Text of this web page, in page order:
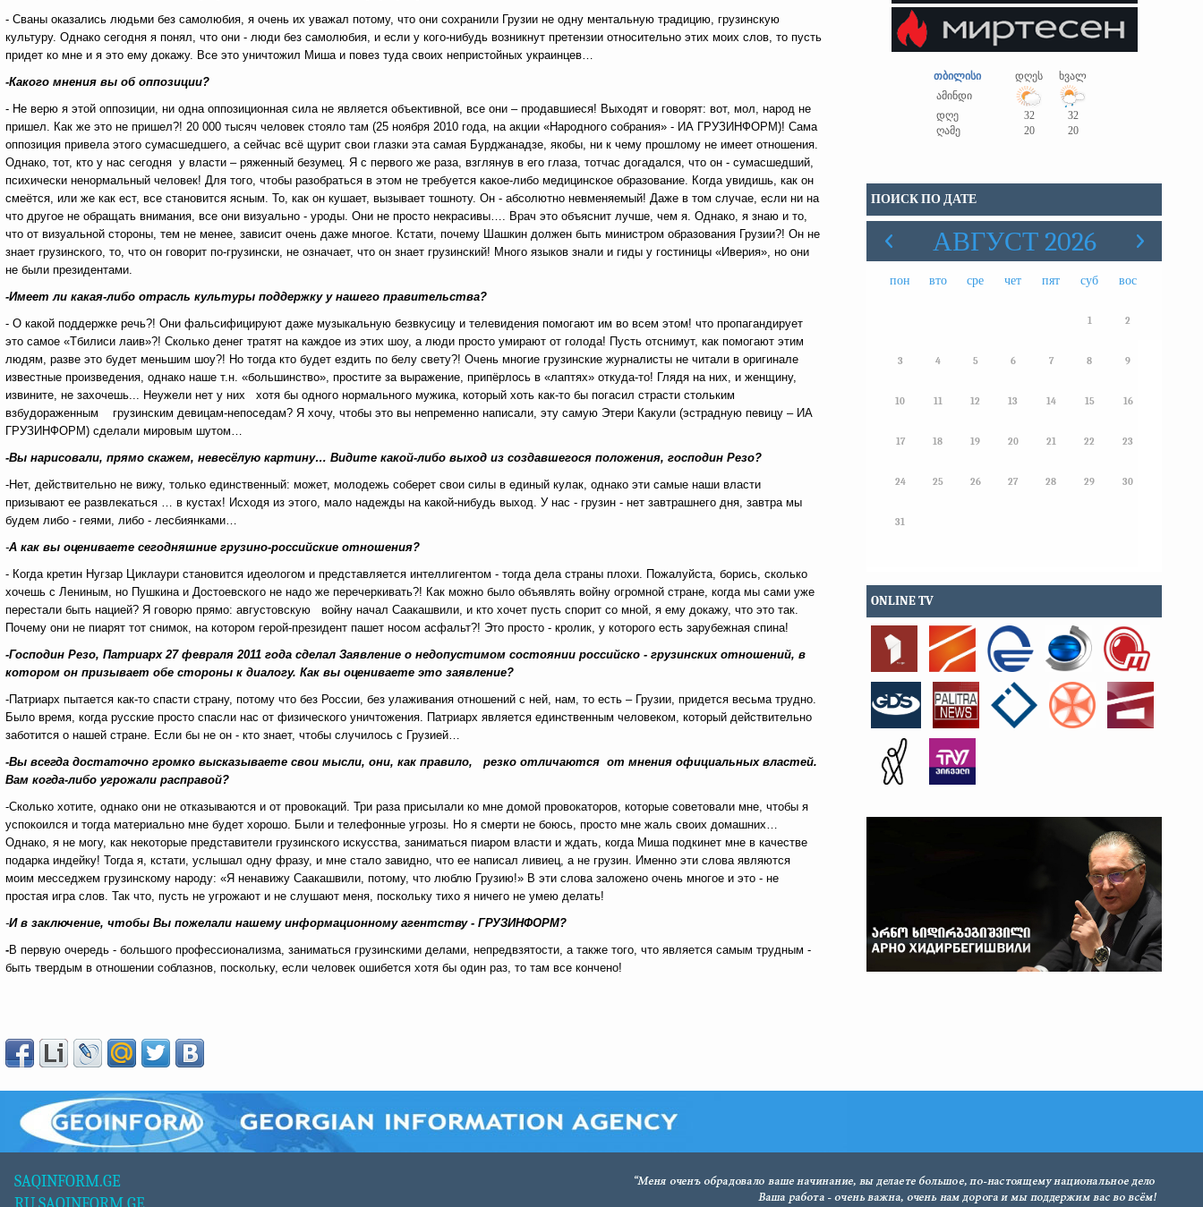
- Сваны оказались людьми без самолюбия, я очень их уважал потому, что они сохранили Грузии не одну ментальную традицию, грузинскую
культуру. Однако сегодня я понял, что они - люди без самолюбия, и если у кого-нибудь возникнут претензии относительно этих моих слов, то пусть
придет ко мне и я это ему докажу. Все это уничтожил Миша и повез туда своих непристойных украинцев…
-Какого мнения вы об оппозиции?
- Не верю я этой оппозиции, ни одна оппозиционная сила не является объективной, все они – продавшиеся! Выходят и говорят: вот, мол, народ не
пришел. Как же это не пришел?! 20 000 тысяч человек стояло там (25 ноября 2010 года, на акции «Народного собрания» - ИА ГРУЗИНФОРМ)! Сама
оппозиция привела этого сумасшедшего, а сейчас всё щурит свои глазки эта самая Бурджанадзе, якобы, ни к чему прошлому не имеет отношения.
Однако, тот, кто у нас сегодня у власти – ряженный безумец. Я с первого же раза, взглянув в его глаза, тотчас догадался, что он - сумасшедший,
психически ненормальный человек! Для того, чтобы разобраться в этом не требуется какое-либо медицинское образование. Когда увидишь, как он
смеётся, или же как ест, все становится ясным. То, как он кушает, вызывает тошноту. Он - абсолютно невменяемый! Даже в том случае, если ни на
что другое не обращать внимания, все они визуально - уроды. Они не просто некрасивы…. Врач это объяснит лучше, чем я. Однако, я знаю и то,
что от визуальной стороны, тем не менее, зависит очень даже многое. Кстати, почему Шашкин должен быть министром образования Грузии?! Он не
знает грузинского, то, что он говорит по-грузински, не означает, что он знает грузинский! Много языков знали и гиды у гостиницы «Иверия», но они
не были президентами.
-Имеет ли какая-либо отрасль культуры поддержку у нашего правительства?
- О какой поддержке речь?! Они фальсифицируют даже музыкальную безвкусицу и телевидения помогают им во всем этом! что пропагандирует
это самое «Тбилиси лаив»?! Сколько денег тратят на каждое из этих шоу, а люди просто умирают от голода! Пусть отснимут, как помогают этим
людям, разве это будет меньшим шоу?! Но тогда кто будет ездить по белу свету?! Очень многие грузинские журналисты не читали в оригинале
известные произведения, однако наше т.н. «большинство», простите за выражение, припёрлось в «лаптях» откуда-то! Глядя на них, и женщину,
извините, не захочешь... Неужели нет у них хотя бы одного нормального мужика, который хоть как-то бы погасил страсти стольким
взбудораженным грузинским девицам-непоседам? Я хочу, чтобы это вы непременно написали, эту самую Этери Какули (эстрадную певицу – ИА
ГРУЗИНФОРМ) сделали мировым шутом…
-Вы нарисовали, прямо скажем, невесёлую картину… Видите какой-либо выход из создавшегося положения, господин Резо?
-Нет, действительно не вижу, только единственный: может, молодежь соберет свои силы в единый кулак, однако эти самые наши власти
призывают ее развлекаться … в кустах! Исходя из этого, мало надежды на какой-нибудь выход. У нас - грузин - нет завтрашнего дня, завтра мы
будем либо - геями, либо - лесбиянками…
-А как вы оцениваете сегодняшние грузино-российские отношения?
- Когда кретин Нугзар Циклаури становится идеологом и представляется интеллигентом - тогда дела страны плохи. Пожалуйста, борись, сколько
хочешь с Лениным, но Пушкина и Достоевского не надо же перечеркивать?! Как можно было объявлять войну огромной стране, когда мы сами уже
перестали быть нацией? Я говорю прямо: августовскую войну начал Саакашвили, и кто хочет пусть спорит со мной, я ему докажу, что это так.
Почему они не пиарят тот снимок, на котором герой-президент пашет носом асфальт?! Это просто - кролик, у которого есть зарубежная спина!
-Господин Резо, Патриарх 27 февраля 2011 года сделал Заявление о недопустимом состоянии российско - грузинских отношений, в
котором он призывает обе стороны к диалогу. Как вы оцениваете это заявление?
-Патриарх пытается как-то спасти страну, потому что без России, без улаживания отношений с ней, нам, то есть – Грузии, придется весьма трудно.
Было время, когда русские просто спасли нас от физического уничтожения. Патриарх является единственным человеком, который действительно
заботится о нашей стране. Если бы не он - кто знает, чтобы случилось с Грузией…
-Вы всегда достаточно громко высказываете свои мысли, они, как правило, резко отличаются от мнения официальных властей.
Вам когда-либо угрожали расправой?
-Сколько хотите, однако они не отказываются и от провокаций. Три раза присылали ко мне домой провокаторов, которые советовали мне, чтобы я
успокоился и тогда материально мне будет хорошо. Были и телефонные угрозы. Но я смерти не боюсь, просто мне жаль своих домашних…
Однако, я не могу, как некоторые представители грузинского искусства, заниматься пиаром власти и ждать, когда Миша подкинет мне в качестве
подарка индейку! Тогда я, кстати, услышал одну фразу, и мне стало завидно, что ее написал ливиец, а не грузин. Именно эти слова являются
моим месседжем грузинскому народу: «Я ненавижу Саакашвили, потому, что люблю Грузию!» В эти слова заложено очень многое и это - не
простая игра слов. Так что, пусть не угрожают и не слушают меня, поскольку тихо я ничего не умею делать!
-И в заключение, чтобы Вы пожелали нашему информационному агентству - ГРУЗИНФОРМ?
-В первую очередь - большого профессионализма, заниматься грузинскими делами, непредвзятости, а также того, что является самым трудным -
быть твердым в отношении соблазнов, поскольку, если человек ошибется хотя бы один раз, то там все кончено!
თბილისი დღეს
ხვალ
ამინდი
დღე
32
32
ღამე
20 20
ПОИСК ПО ДАТЕ
АВГУСТ 2026
пон вто сре чет пят суб вос
1 2
3 4 5 6 7 8 9
10 11 12 13 14 15 16
17 18 19 20 21 22 23
24 25 26 27 28 29 30
31
ONLINE TV
SAQINFORM.GE